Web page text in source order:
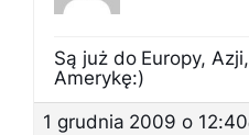
Są już do Europy,
Amerykę:)
1 grudnia 2009 o 12:40